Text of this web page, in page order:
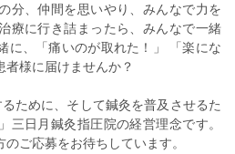
分、仲間を思いやり、みんなで力を
療に行き詰まったら、みんなで一緒
に、「痛いのが取れた！」 「楽にな
者様に届けませんか？
ために、そして鍼灸を普及させるた
三日月鍼灸指圧院の経営理念です。
ご応募をお待ちしています。